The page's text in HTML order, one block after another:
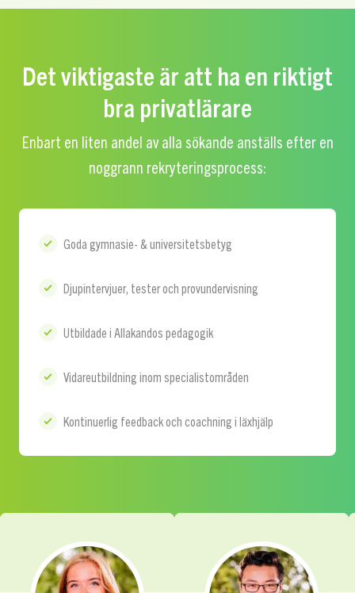
Det viktigaste är att ha en riktigt
bra privatlärare
Enbart en liten andel av alla sökande anställs efter en
noggrann rekryteringsprocess:
Goda gymnasie- & universitetsbetyg
Djupintervjuer, tester och provundervisning
Utbildade i Allakandos pedagogik
Vidareutbildning inom specialistområden
Kontinuerlig feedback och coachning i läxhjälp